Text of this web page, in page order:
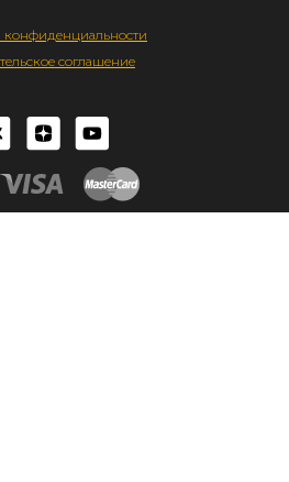
конфиденциальности
соглашение